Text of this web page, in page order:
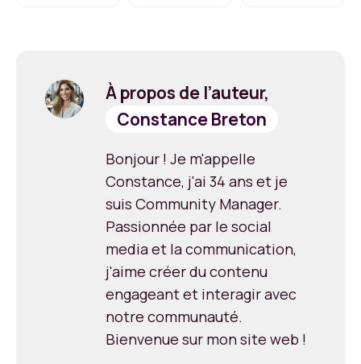
À propos de l’auteur,
Constance Breton
Bonjour ! Je m'appelle
Constance, j'ai 34 ans et je
suis Community Manager.
Passionnée par le social
media et la communication,
j'aime créer du contenu
engageant et interagir avec
notre communauté.
Bienvenue sur mon site web !